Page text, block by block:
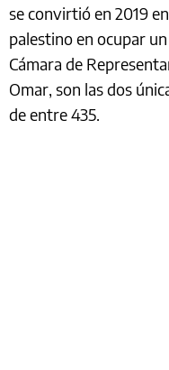
se convirtió en 2019
palestino en ocupar
Cámara de
Omar, son las dos
de entre 435.